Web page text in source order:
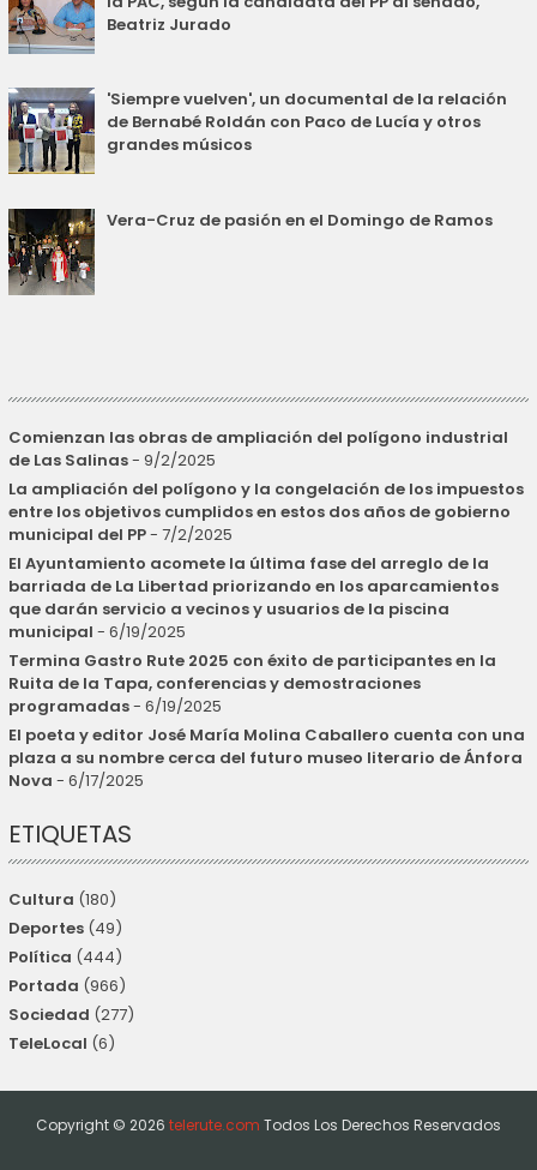
Beatriz Jurado
'Siempre vuelven', un documental de la relación
de Bernabé Roldán con Paco de Lucía y otros
grandes músicos
Vera-Cruz de pasión en el Domingo de Ramos
Comienzan las obras de ampliación del polígono industrial
de Las Salinas- 9/2/2025
La ampliación del polígono y la congelación de los impuestos
entre los objetivos cumplidos en estos dos años de gobierno
municipal del PP- 7/2/2025
El Ayuntamiento acomete la última fase del arreglo de la
barriada de La Libertad priorizando en los aparcamientos
que darán servicio a vecinos y usuarios de la piscina
municipal - 6/19/2025
Termina Gastro Rute 2025 con éxito de participantes en la
Ruita de la Tapa, conferencias y demostraciones
programadas- 6/19/2025
El poeta y editor José María Molina Caballero cuenta con una
plaza a su nombre cerca del futuro museo literario de Ánfora
Nova - 6/17/2025
ETIQUETAS
Cultura (180)
Deportes (49)
Política (444)
Portada (966)
Sociedad (277)
TeleLocal (6)
Copyright © 2026 telerute.com Todos Los Derechos Reservados